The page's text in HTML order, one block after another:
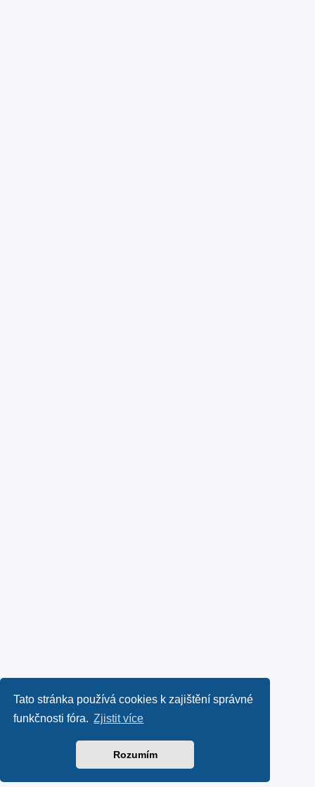
Tato stránka používá cookies k zajištění správné
funkčnosti fóra. Zjistit více
Rozumím